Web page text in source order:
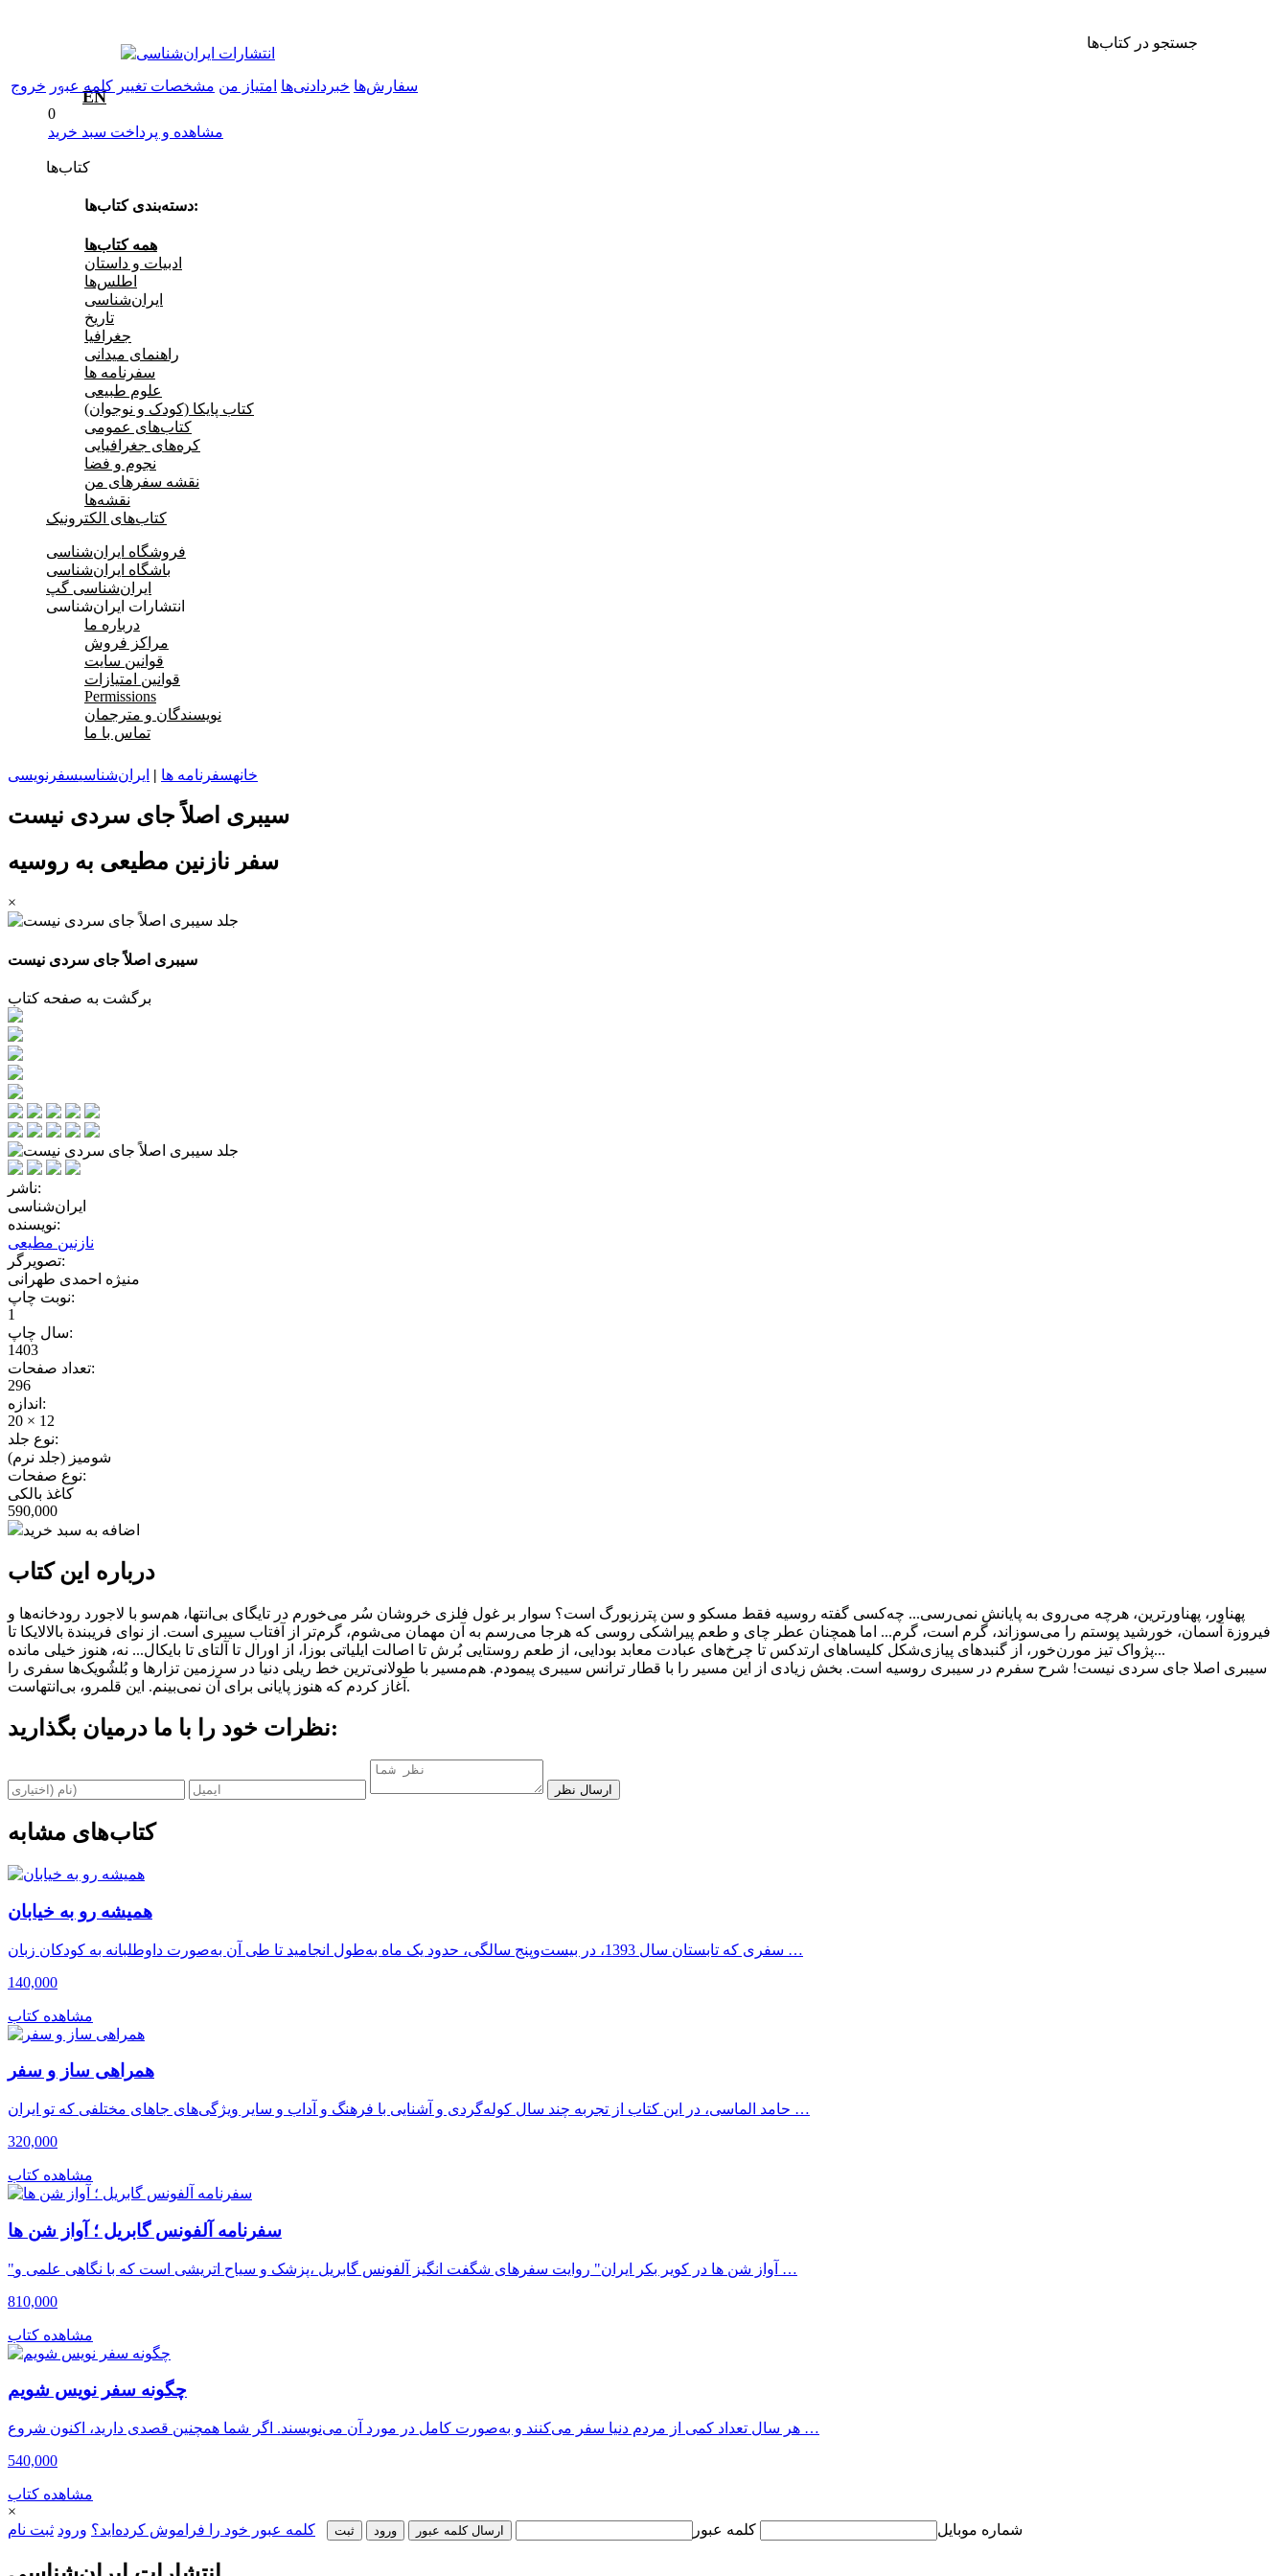
سفارش‌ها خبردادنی‌ها امتیاز من مشخصات تغییر کلمه عبور خروج 0
0
مشاهده و پرداخت سبد خرید
EN
کتاب‌ها
دسته‌بندی کتاب‌ها:
همه کتاب‌ها
ادبیات و داستان
اطلس‌ها
ایران‌شناسی
تاریخ
جغرافیا
راهنمای میدانی
سفرنامه‌ ها
علوم طبیعی
کتاب‌ پایکا (کودک و نوجوان)
کتاب‌های عمومی
کره‌های جغرافیایی
نجوم و فضا
نقشه سفرهای من
نقشه‌ها
کتاب‌های الکترونیک
فروشگاه ایران‌شناسی
باشگاه ایران‌شناسی
ایران‌شناسی گپ
انتشارات ایران‌شناسی
درباره ما
مراکز فروش
قوانین سایت
قوانین امتیازات
Permissions
نویسندگان و مترجمان
تماس با ما
خانهسفرنامه‌ ها | ایران‌شناسیسفرنویسی
سیبری اصلاً جای سردی نیست
سفر نازنین مطیعی به روسیه
×
سیبری اصلاً جای سردی نیست
برگشت به صفحه کتاب
ناشر:
ایران‌شناسی
نویسنده:
نازنین مطیعی
تصویرگر:
منیژه احمدی طهرانی
نوبت چاپ:
1
سال چاپ:
1403
تعداد صفحات:
296
اندازه:
20 × 12
نوع جلد:
شومیز (جلد نرم)
نوع صفحات:
کاغذ بالکی
590,000
اضافه به سبد خرید
درباره این کتاب
پهناور، پهناورترین، هرچه می‌روی به پایانش نمی‌رسی... چه‌کسی گفته روسیه فقط مسکو و سن پترزبورگ است؟ سوار بر غول فلزی خروشان سُر می‌خورم در تایگای بی‌انتها، هم‌سو با لاجورد رودخانه‌ها و
فیروزة آسمان، خورشید پوستم را می‌سوزاند، گرم است، گرم... اما همچنان عطر چای و طعم پیراشکی روسی که هرجا می‌رسم به آن مهمان می‌شوم، گرم‌تر از آفتاب سیبری است. از نوای فریبندة بالالایکا تا
پژواک تیز مورن‌خور، از گنبدهای پیازی‌شکل کلیساهای ارتدکس تا چرخ‌های عبادت معابد بودایی، از طعم روستایی بُرش تا اصالت ایلیاتی بوزا، از اورال تا آلتای تا بایکال... نه، هنوز خیلی مانده...
سیبری اصلا جای سردی نیست! شرح سفرم در سیبری روسیه است. بخش زیادی از این مسیر را با قطار ترانس سیبری پیمودم. هم‌مسیر با طولانی‌ترین خط ریلی دنیا در سرزمین تزارها و بُلشُویک‌ها سفری را
آغاز کردم که هنوز پایانی برای آن نمی‌بینم. این قلمرو، بی‌انتهاست.
نظرات خود را با ما درمیان بگذارید:
ارسال نظر
کتاب‌های مشابه
همیشه رو به خیابان
سفری که تابستان سال 1393، در بیست‌وپنج سالگی، حدود یک ماه به‌طول انجامید تا طی آن به‌صورت داوطلبانه به کودکان زبان …
140,000
مشاهده کتاب
همراهی ساز و سفر
حامد الماسی، در این کتاب از تجربه چند سال کوله‌گردی و آشنایی با فرهنگ و آداب و سایر ویژگی‌های جاهای مختلفی که تو ایران …
320,000
مشاهده کتاب
سفرنامه آلفونس گابریل ؛ آواز شن ها
"آواز شن ها در کویر بکر ایران" روایت سفرهای شگفت انگیز آلفونس گابریل ،‌پزشک و سیاح اتریشی است که با نگاهی علمی و …
810,000
مشاهده کتاب
چگونه سفر نویس شویم
هر سال تعداد کمی از مردم دنیا سفر می‌کنند و به‌صورت کامل در مورد آن می‌نویسند. اگر شما همچنین قصدی دارید، اکنون شروع …
540,000
مشاهده کتاب
×
شماره موبایل
کلمه عبور ارسال کلمه عبور ورود ثبت‌ کلمه عبور خود را فراموش کرده‌اید؟ ورود ثبت نام